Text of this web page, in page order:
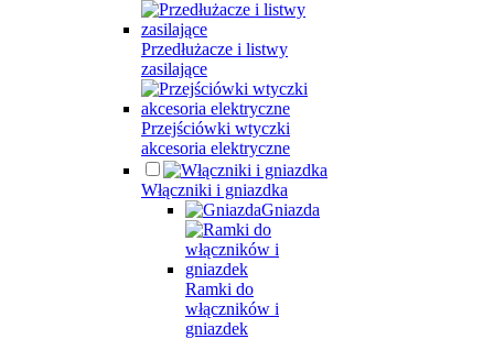
Przedłużacze i listwy
zasilające
Przejściówki wtyczki
akcesoria elektryczne
Włączniki i gniazdka
Gniazda
Ramki do
włączników i
gniazdek